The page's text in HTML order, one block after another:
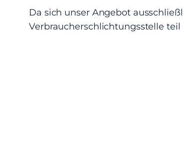
Da sich unser Angebot
Verbraucherschlichtungsstelle